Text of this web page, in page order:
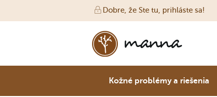
Dobre, že Ste tu, prihláste sa!
Kožné problémy a riešenia